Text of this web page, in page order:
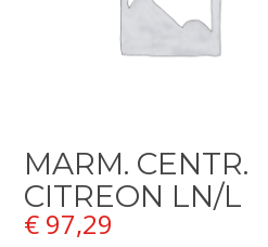
MARM. CENTR.
CITREON LN/L
€ 97,29